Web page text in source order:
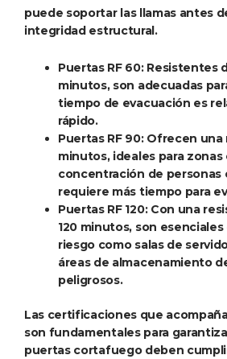
puede soportar las llamas antes
integridad estructural.
Puertas RF 60: Resistentes
minutos, son adecuadas
tiempo de evacuación es
rápido.
Puertas RF 90: Ofrecen una
minutos, ideales para zonas
concentración de personas
requiere más tiempo para
Puertas RF 120: Con una
120 minutos, son
riesgo como salas de
áreas de almacenamiento
peligrosos.
Las certificaciones que
son fundamentales para
puertas cortafuego deben